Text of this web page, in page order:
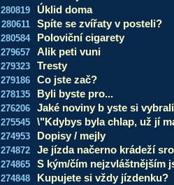
280819 Úklid doma
280611 Spíte se zvířaty v posteli?
280584 Poloviční cigarety
279657 Alik peti vuni
279323 Tresty
279186 Co jste zač?
278135 Byli byste pro...
276206 Jaké noviny b yste si
275545 \"Kdybys byla chlap, už jí
274953 Dopisy / mejly
274872 Je jízda načerno krádeží
274865 S kým/čím nejzvláštnějším
274848 Kupujete si vždy jízdenku?